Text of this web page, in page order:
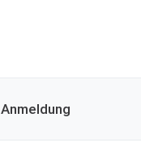
Anmeldung